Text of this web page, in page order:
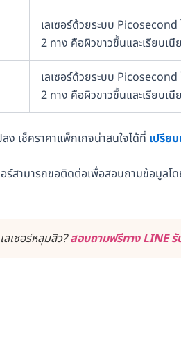
เลเซอร์ด้วยระบบ
2 ทาง คือผิวขาวขึ้นและเรียบเ
เลเซอร์ด้วยระบบ
2 ทาง คือผิวขาวขึ้นและเรียบเ
ง เช็คราคาแพ็กเกจน่าสนใจได้ที่ เปรีย
ร์สามารถขอติดต่อเพื่อสอบถามข้อมูลโ
เซอร์หลุมสิว?สอบถามฟรีทาง LINE